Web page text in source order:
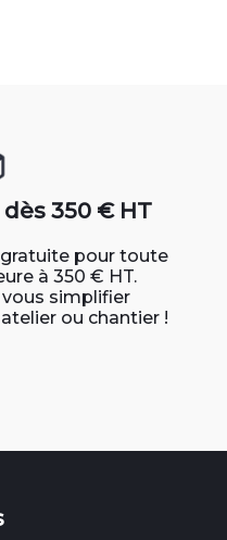
350 € HT
pour toute
à 350 € HT.
simplifier
ou chantier !